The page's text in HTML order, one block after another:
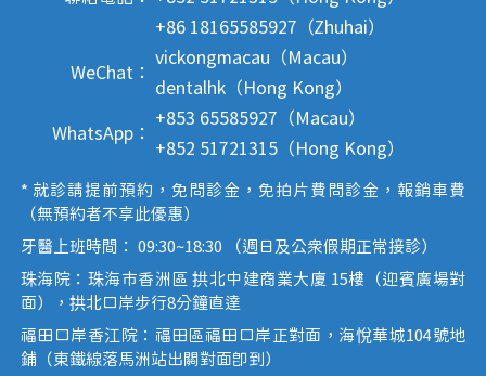
+86 18165585927（Zhuhai）
WeChat：
vickongmacau（Macau）
dentalhk（Hong Kong）
WhatsApp：
+853 65585927（Macau）
+852 51721315（Hong Kong）
* 就診請提前預約，免問診金，免拍片費問診金，報銷車費
（無預約者不享此優惠）
牙醫上班時間： 09:30~18:30 （週日及公眾假期正常接診）
珠海院：珠海市香洲區 拱北中建商業大廈 15樓（迎賓廣場對
面），拱北口岸步行8分鐘直達
福田口岸香江院：福田區福田口岸正對面，海悅華城104號地
鋪（東鐵線落馬洲站出關對面即到）